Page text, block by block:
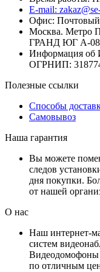
E-mail:
Офис: Почтовый
Москва. Метро
ГРАНД ЮГ А-08
Информация об
ОГРНИП:
Полезные ссылки
Способы
Самовывоз
Наша гарантия
Вы можете
следов
дня покупки.
от нашей
О нас
Наш интернет-
систем
Видеодомофоны
по отличным